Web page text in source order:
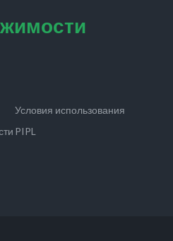
Условия использования
PIPL